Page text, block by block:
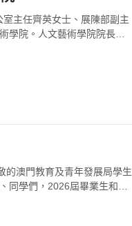
主任齊英女士、展陳部副主
學院。人文藝術學院院長張
的澳門教育及青年發展局學生
同學們，2026屆畢業生和你